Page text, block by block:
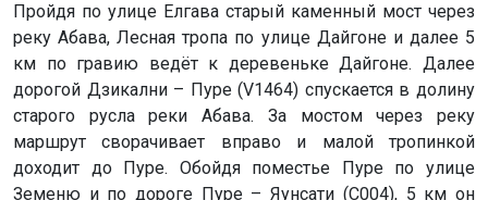
Пройдя по улице Елгава старый каменный мост через
реку Абава, Лесная тропа по улице Дайгоне и далее 5
км по гравию ведёт к деревеньке Дайгоне. Далее
дорогой Дзикални – Пуре (V1464) спускается в долину
старого русла реки Абава. За мостом через реку
маршрут сворачивает вправо и малой тропинкой
доходит до Пуре. Обойдя поместье Пуре по улице
Земеню и по дороге Пуре – Яунсати (C004), 5 км он